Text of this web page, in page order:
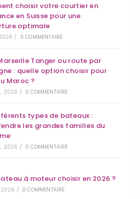
choisir votre courtier en
en Suisse pour une
optimale
/ 0 COMMENTAIRE
Tanger ou route par
: quelle option choisir pour
Maroc ?
2026 / 0 COMMENTAIRE
types de bateaux :
les grandes familles du
2026 / 0 COMMENTAIRE
à moteur choisir en 2026 ?
2026 / 0 COMMENTAIRE